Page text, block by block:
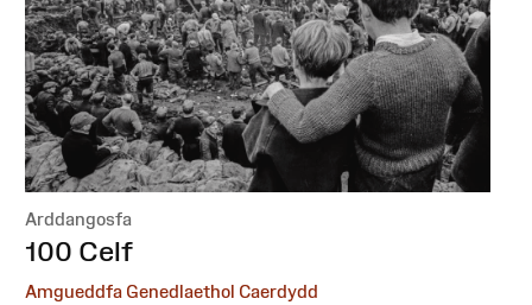
Arddangosfa
:100 Celf
Amgueddfa Genedlaethol Caerdydd